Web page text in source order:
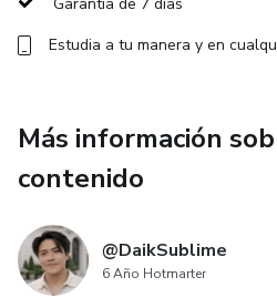
¡Crea tu camino hacia la libertad
Estudia a tu manera y en
Más información
contenido
@DaikSublime
6 Año Hotmarter